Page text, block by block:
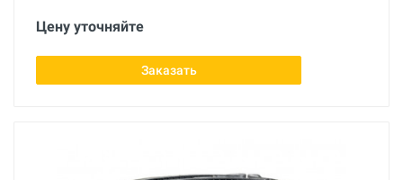
Цену уточняйте
Заказать